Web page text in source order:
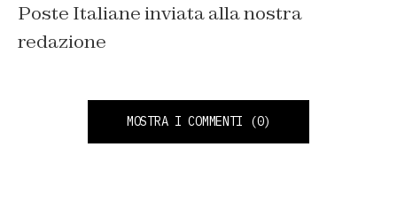
Poste Italiane inviata alla nostra
redazione
MOSTRA I COMMENTI (0)